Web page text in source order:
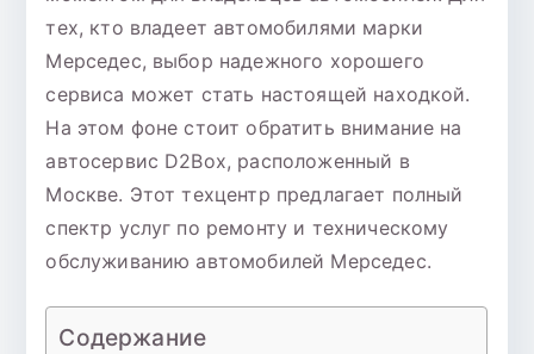
тех, кто владеет автомобилями марки
Мерседес, выбор надежного хорошего
сервиса может стать настоящей находкой.
На этом фоне стоит обратить внимание на
автосервис D2Box, расположенный в
Москве. Этот техцентр предлагает полный
спектр услуг по ремонту и техническому
обслуживанию автомобилей Мерседес.
Содержание